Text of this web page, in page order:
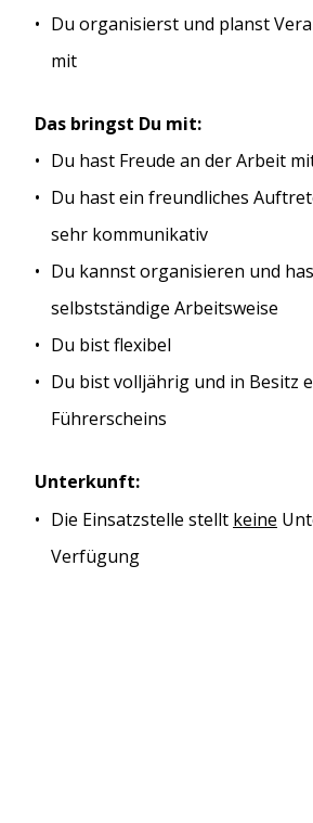
Du organisierst und planst
mit
Das bringst Du mit:
Du hast Freude an der Arbeit
Du hast ein freundliches
sehr kommunikativ
Du kannst organisieren und
selbstständige Arbeitsweise
Du bist flexibel
Du bist volljährig und in Besitz
Führerscheins
Unterkunft:
Die Einsatzstelle stellt keine
Verfügung